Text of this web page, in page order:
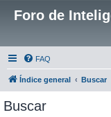
Foro de
FAQ
Índice general Buscar
Buscar